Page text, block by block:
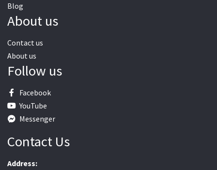
Blog
About us
Contact us
About us
Follow us
Facebook
YouTube
Messenger
Contact Us
Address: